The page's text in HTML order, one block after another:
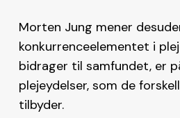
Morten Jung mener
konkurrenceelementet i
bidrager til samfundet, er
plejeydelser, som de
tilbyder.